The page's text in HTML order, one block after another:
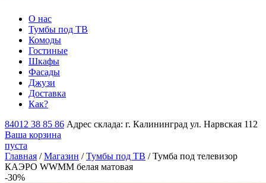
О нас
Тумбы под ТВ
Комоды
Гостиные
Шкафы
Фасады
Джузи
Доставка
Как?
84012 38 85 86 Адрес склада: г. Калининград ул. Нарвская 112
Ваша корзина
пуста
Главная /Магазин /Тумбы под ТВ / Тумба под телевизор
КАЭРО WWMM белая матовая
-30%